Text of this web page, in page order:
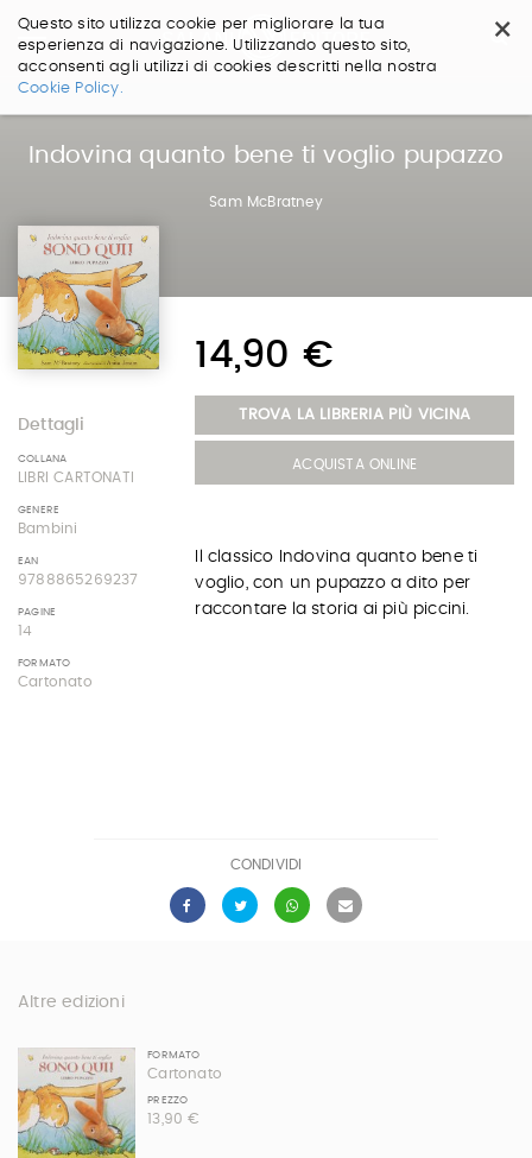
×
Questo sito utilizza cookie per migliorare la tua
esperienza di navigazione. Utilizzando questo sito,
acconsenti agli utilizzi di cookies descritti nella nostra
Cookie Policy.
Salta
Salta
Indovina quanto bene ti voglio pupazzo
Sam McBratney
Dettagli
COLLANA
LIBRI CARTONATI
GENERE
Bambini
EAN
9788865269237
PAGINE
14
FORMATO
Cartonato
14,90 €
TROVA LA LIBRERIA PIÙ VICINA
ACQUISTA ONLINE
Il classico Indovina quanto bene ti
voglio, con un pupazzo a dito per
raccontare la storia ai più piccini.
CONDIVIDI
Altre edizioni
FORMATO
Cartonato
PREZZO
13,90 €